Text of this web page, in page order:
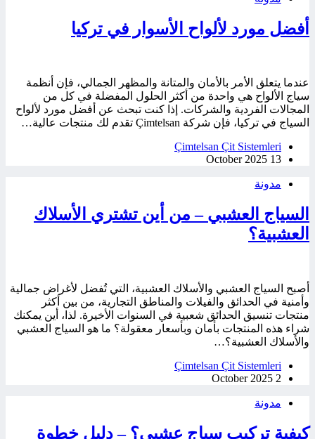
أفضل مورد لألواح الأسوار في تركيا
عندما يتعلق الأمر بالأمان والمتانة والمظهر الجمالي، فإن أنظمة
سياج الألواح هي واحدة من أكثر الحلول المفضلة في كل من
المجالات الفردية والشركات. إذا كنت تبحث عن أفضل مورد لألواح
السياج في تركيا، فإن شركة Çimtelsan تقدم لك منتجات عالية…
Çimtelsan Çit Sistemleri
13 October 2025
مدونة
السياج العشبي – من أين تشتري الأسلاك
العشبية؟
أصبح السياج العشبي والأسلاك العشبية، التي تُفضل لأغراض جمالية
وأمنية في الحدائق والفيلات والمناطق التجارية، من بين أكثر
منتجات تنسيق الحدائق شعبية في السنوات الأخيرة. لذا، أين يمكنك
شراء هذه المنتجات بأمان وبأسعار معقولة؟ ما هو السياج العشبي
والأسلاك العشبية؟…
Çimtelsan Çit Sistemleri
2 October 2025
مدونة
كيفية تركيب سياج عشبي؟ – دليل خطوة